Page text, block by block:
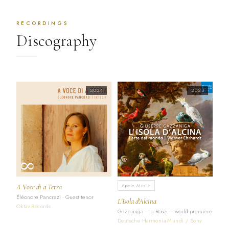
RECORDINGS
Discography
2024
A Voce di a Terra
Éléonore Pancrazi · Guest tenor
Oktav Records
2023
Apple Music
L'Isola d'Alcina
Gazzaniga · La Rose — world premiere
Deutsche Harmonia Mundi / Sony